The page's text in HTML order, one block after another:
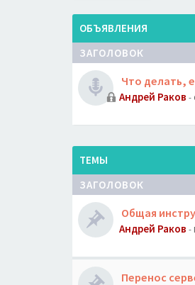
ОБЪЯВЛЕНИЯ
ЗАГОЛОВОК
Что делать,
Андрей Раков -
ТЕМЫ
ЗАГОЛОВОК
Общая
Андрей Раков -
Перенос